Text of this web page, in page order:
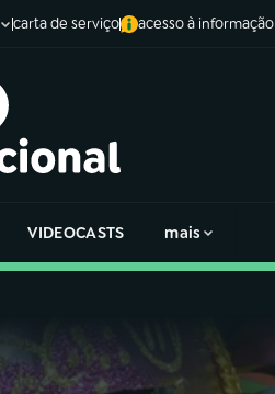
carta de serviço acesso à informação
VIDEOCASTS mais